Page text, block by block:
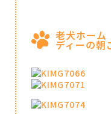
老犬ホー
ディーの朝